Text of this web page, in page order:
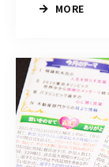
MORE